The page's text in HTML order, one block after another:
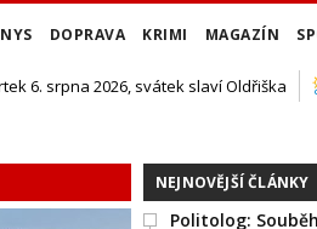
DOPRAVA KRIMI MAGAZÍN
6. srpna 2026, svátek slaví Oldřiška
NEJNOVĚJŠÍ ČLÁNKY
Politolog: